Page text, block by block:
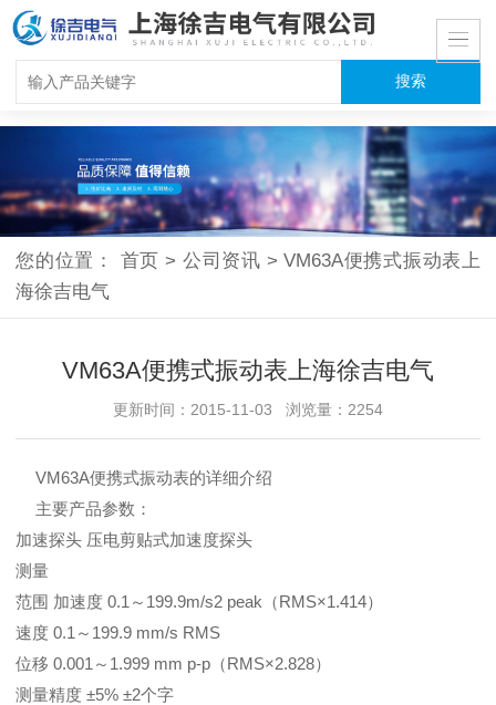
您的位置： 首页 > 公司资讯 > VM63A便携式振动表上
海徐吉电气
VM63A便携式振动表上海徐吉电气
更新时间：2015-11-03 浏览量：2254
VM63A便携式振动表的详细介绍
主要产品参数：
加速探头 压电剪贴式加速度探头
测量
范围 加速度 0.1～199.9m/s2 peak（RMS×1.414）
速度 0.1～199.9 mm/s RMS
位移 0.001～1.999 mm p-p（RMS×2.828）
测量精度 ±5% ±2个字